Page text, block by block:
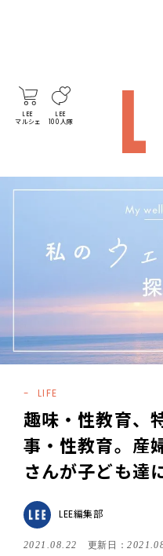
LEE
マルシェ
LEE
100人隊
LIFE
趣味・性教育、
事・性教育。産
さんが子ども達
LEE編集部
2021.08.22 更新日：